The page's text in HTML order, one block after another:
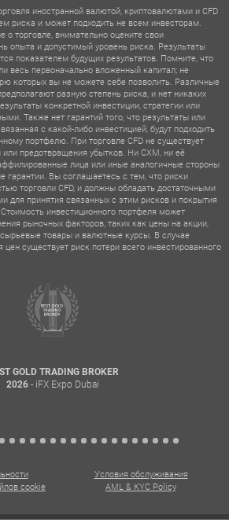
иностранной валютой, криптовалютами и CFD
риска и может подходить не всем инвесторам.
торговле, внимательно оцените свои
опыта и допустимый уровень риска. Результаты
показателем будущих результатов. Помните, что
весь первоначально вложенный капитал; не
которых вы не можете себе позволить. Различные
разную степень риска, и нет никаких
конкретной инвестиции, стратегии или
Также нет гарантий того, что результаты или
с какой-либо инвестицией, будут подходить
портфелю. При торговле CFD не существует
или предотвращения убытков. Ни CXM, ни её
лица или иные аналогичные стороны
гарантии. Вы соглашаетесь с тем, что риски
торговли CFD, и должны обладать достаточными
для принятия связанных с этим рисков и покрытия
инвестиционного портфеля может
рыночных факторов, таких как цены на акции,
товары и валютные курсы. В случае
цен существует риск потери всего инвестированного
GOLD TRADING BROKER
2026 - iFX Expo Dubai
Условия обслуживания
cookie
AML & KYC Policy